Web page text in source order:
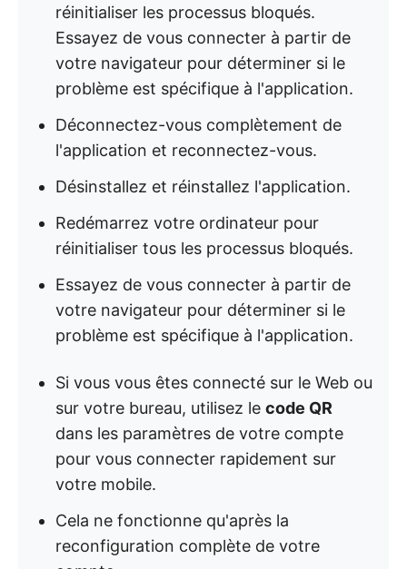
réinitialiser les processus bloqués.
Essayez de vous connecter à partir de
votre navigateur pour déterminer si le
problème est spécifique à l'application.
Déconnectez-vous complètement de
l'application et reconnectez-vous.
Désinstallez et réinstallez l'application.
Redémarrez votre ordinateur pour
réinitialiser tous les processus bloqués.
Essayez de vous connecter à partir de
votre navigateur pour déterminer si le
problème est spécifique à l'application.
Si vous vous êtes connecté sur le Web ou
sur votre bureau, utilisez le code QR
dans les paramètres de votre compte
pour vous connecter rapidement sur
votre mobile.
Cela ne fonctionne qu'après la
reconfiguration complète de votre